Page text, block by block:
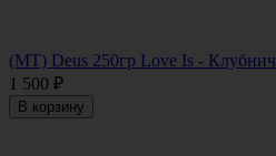
(МТ) Deus 250гр Love Is -
1 500 ₽
В корзину